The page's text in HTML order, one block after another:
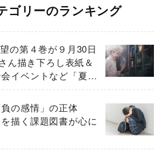
ゴリーのランキング
の第４巻が９月30日
描き下ろし表紙＆
イベントなど「夏の
挙解禁！
の感情」の正体
を描く課題図書が心に